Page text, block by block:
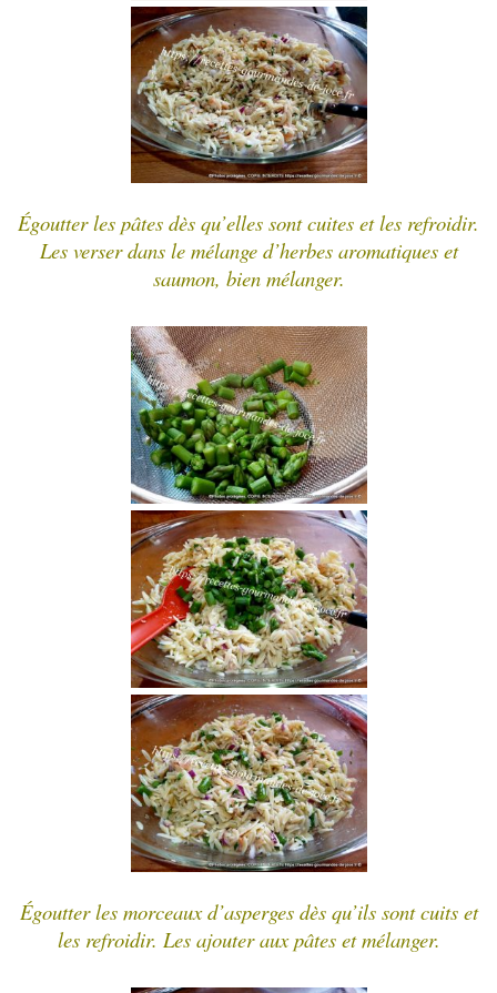
Égoutter les pâtes dès qu’elles sont cuites et les refroidir.
Les verser dans le mélange d’herbes aromatiques et
saumon, bien mélanger.
Égoutter les morceaux d’asperges dès qu’ils sont cuits et
les refroidir. Les ajouter aux pâtes et mélanger.